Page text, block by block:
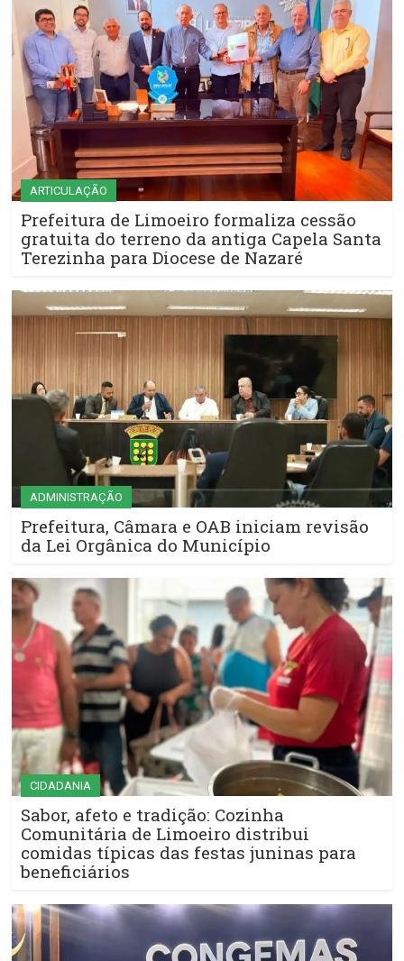
ARTICULAÇÃO
Prefeitura de Limoeiro formaliza cessão
gratuita do terreno da antiga Capela Santa
Terezinha para Diocese de Nazaré
ADMINISTRAÇÃO
Prefeitura, Câmara e OAB iniciam revisão
da Lei Orgânica do Município
CIDADANIA
Sabor, afeto e tradição: Cozinha
Comunitária de Limoeiro distribui
comidas típicas das festas juninas para
beneficiários